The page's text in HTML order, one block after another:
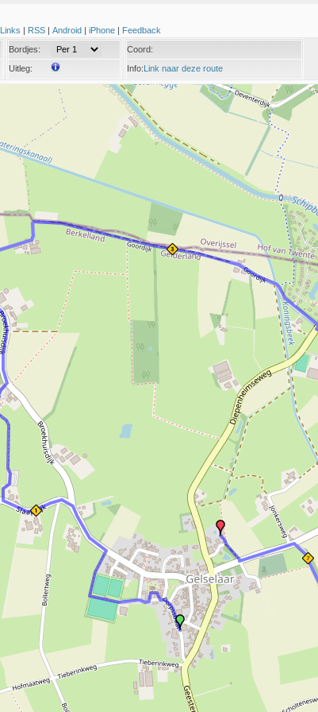
Links | RSS | Android | iPhone | Feedback
Bordjes:
Uitleg:
Coord:
Info:Link naar deze route